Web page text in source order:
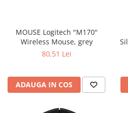
MOUSE Logitech "M170"
Wireless Mouse, grey
80,51 Lei
ADAUGA IN COS